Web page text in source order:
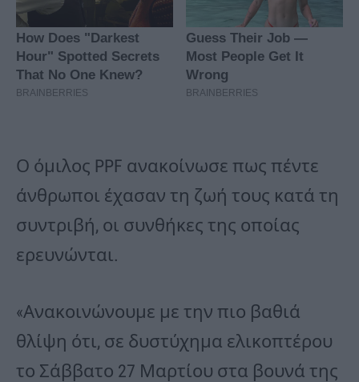
Ο όμιλος PPF ανακοίνωσε πως πέντε
άνθρωποι έχασαν τη ζωή τους κατά τη
συντριβή, οι συνθήκες της οποίας
ερευνώνται.
«Ανακοινώνουμε με την πιο βαθιά
θλίψη ότι, σε δυστύχημα ελικοπτέρου
το Σάββατο 27 Μαρτίου στα βουνά της